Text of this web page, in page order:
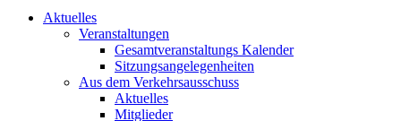
Aktuelles
Veranstaltungen
Gesamtveranstaltungs Kalender
Sitzungsangelegenheiten
Aus dem Verkehrsausschuss
Aktuelles
Mitglieder